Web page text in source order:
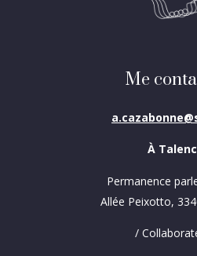
Me
À
Permanence
Allée Peixotto,
/